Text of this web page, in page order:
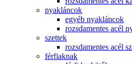
nyakláncok
egyéb nyakláncok
rozsdamentes acél
szettek
rozsdamentes acél
férfiaknak